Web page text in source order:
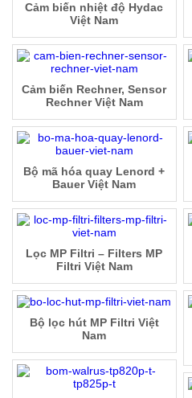
Cảm biến nhiệt độ Hydac
Việt Nam
Cảm biến Rechner, Sensor
Rechner Việt Nam
Bộ mã hóa quay Lenord +
Bauer Việt Nam
Lọc MP Filtri – Filters MP
Filtri Việt Nam
Bộ lọc hút MP Filtri Việt
Nam